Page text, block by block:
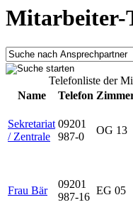
Mitarbeiter-
Telefonliste der
Name
Telefon
Sekretariat
/ Zentrale
09201
987-0
OG 13
Frau Bär
09201
987-16
EG 05